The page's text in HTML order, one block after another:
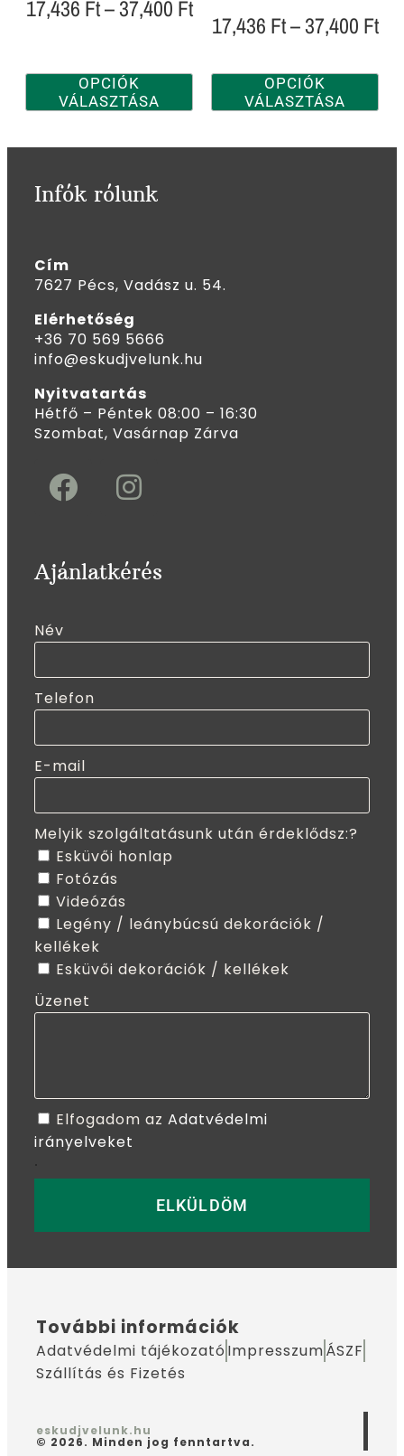
17,436 Ft–37,400 Ft
OPCIÓK
VÁLASZTÁSA
17,436 Ft–37,400 Ft
OPCIÓK
VÁLASZTÁSA
Infók rólunk
Cím
7627 Pécs, Vadász u. 54.
Elérhetőség
+36 70 569 5666
info@eskudjvelunk.hu
Nyitvatartás
Hétfő – Péntek 08:00 – 16:30
Szombat, Vasárnap Zárva
Ajánlatkérés
Név
Telefon
E-mail
Melyik szolgáltatásunk után érdeklődsz:?
Esküvői honlap
Fotózás
Videózás
Legény / leánybúcsú dekorációk /
kellékek
Esküvői dekorációk / kellékek
Üzenet
Elfogadom az Adatvédelmi
irányelveket
ELKÜLDÖM
További információk
Adatvédelmi tájékozató ImpresszumÁSZF
Szállítás és Fizetés
eskudjvelunk.hu
© 2026. Minden jog fenntartva.